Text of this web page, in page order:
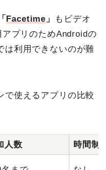
「 Facetime 」
もビデオ
プリのためAndroidの
は利用できないのが難
で使えるアプリの比較
人数 時間制